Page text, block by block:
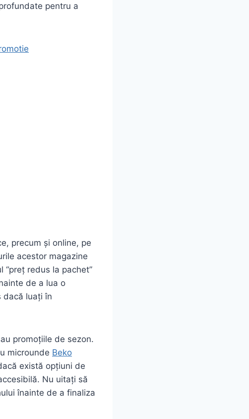
pentru a
precum și online, pe
acestor magazine
redus la pachet”
de a lua o
dacă luați în
promoțiile de sezon.
microunde Beko
există opțiuni de
Nu uitați să
înainte de a finaliza